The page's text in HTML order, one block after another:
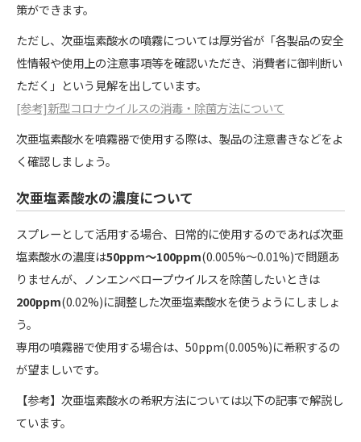
策ができます。
ただし、次亜塩素酸水の噴霧については厚労省が「各製品の安全
性情報や使用上の注意事項等を確認いただき、消費者に御判断い
ただく」という見解を出しています。
[参考]新型コロナウイルスの消毒・除菌方法について
次亜塩素酸水を噴霧器で使用する際は、製品の注意書きなどをよ
く確認しましょう。
次亜塩素酸水の濃度について
スプレーとして活用する場合、日常的に使用するのであれば次亜
塩素酸水の濃度は50ppm〜100ppm(0.005%〜0.01%)で問題あ
りませんが、ノンエンベロープウイルスを除菌したいときは
200ppm(0.02%)に調整した次亜塩素酸水を使うようにしましょ
う。
専用の噴霧器で使用する場合は、50ppm(0.005%)に希釈するの
が望ましいです。
【参考】次亜塩素酸水の希釈方法については以下の記事で解説し
ています。